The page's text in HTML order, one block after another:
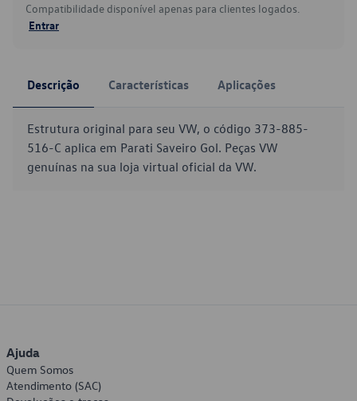
Compatibilidade disponível apenas para clientes logados.
Entrar
Descrição Características Aplicações
Estrutura original para seu VW, o código 373-885-
516-C aplica em Parati Saveiro Gol. Peças VW
genuínas na sua loja virtual oficial da VW.
Ajuda
Quem Somos
Atendimento (SAC)